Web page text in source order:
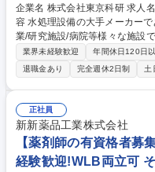
企業名 株式会社東京科研 求人名 【東京/購買事務】安定優良企業 仕事の内
容 水処理設備の大手メーカー
業/研究施設/病院等様々な施設
ンテナンスを行う当社にて購買事
管理システムを使用した納品書
務(FAX、メール、電話) 【研修
いただき、購買事務としてご
サポートをする体制は整ってい
募集職種 【東京/購買事務】安定
業界未経験歓迎 年間休日120日
退職金あり
完全週休2日制 土
正社員
新新薬品工業株式会社
【薬剤師の有資格者募
経験歓迎!WLB両立可